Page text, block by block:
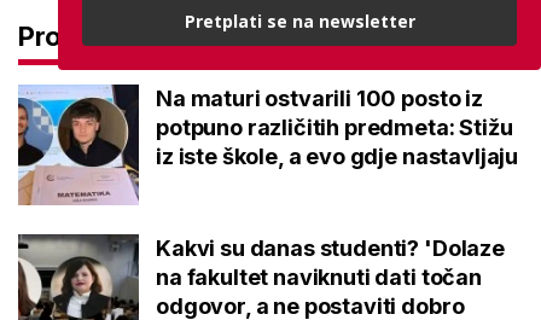
Pročitaj još
Na maturi ostvarili 100 posto iz
potpuno različitih predmeta: Stižu
iz iste škole, a evo gdje nastavljaju
Kakvi su danas studenti? 'Dolaze
na fakultet naviknuti dati točan
odgovor, a ne postaviti dobro
Pretplati se na newsletter